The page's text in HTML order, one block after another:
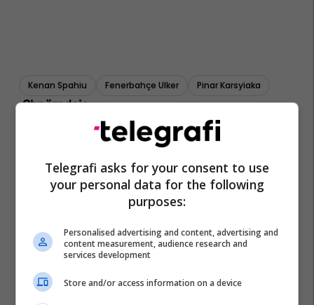
Kenan Spahiu Fenerbahçe Ulker Pinar Karsyiaka
Telegrafi asks for your consent to use
your personal data for the following
purposes:
Personalised advertising and content, advertising and
content measurement, audience research and
services development
Store and/or access information on a device